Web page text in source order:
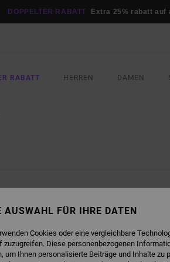
DOPPELTER RABATT Extra 25% rabatt auf
RABATT HERREN DAMEN
AUSWAHL FÜR IHRE DATEN
Cookies oder eine vergleichbare
Diese personenbezogenen
um Ihnen personalisierte Beiträge und Inhalte zu